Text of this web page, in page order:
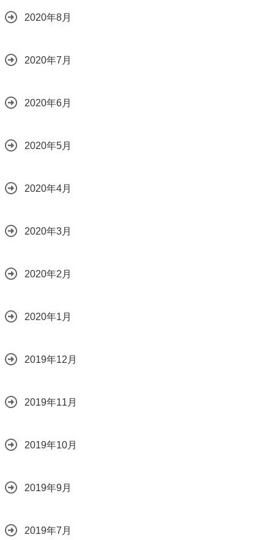
2020年8月
2020年7月
2020年6月
2020年5月
2020年4月
2020年3月
2020年2月
2020年1月
2019年12月
2019年11月
2019年10月
2019年9月
2019年7月